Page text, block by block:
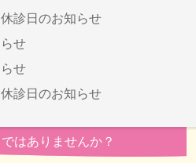
診日のお知らせ
せ
せ
診日のお知らせ
はありませんか？